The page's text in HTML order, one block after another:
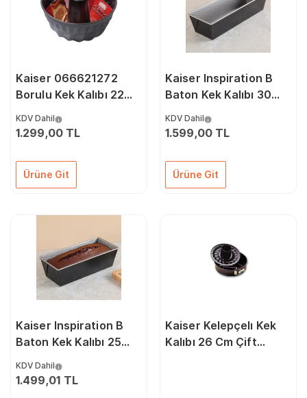
Kaiser 066621272
Borulu Kek Kalıbı 22
KDV Dahil
1.299,00 TL
Ürüne Git
Kaiser Inspiration B
Baton Kek Kalıbı 30
KDV Dahil
1.599,00 TL
Ürüne Git
Kaiser Inspiration B
Baton Kek Kalıbı 25
KDV Dahil
1.499,01 TL
Kaiser Kelepçelı Kek
Kalıbı 26 Cm Çift